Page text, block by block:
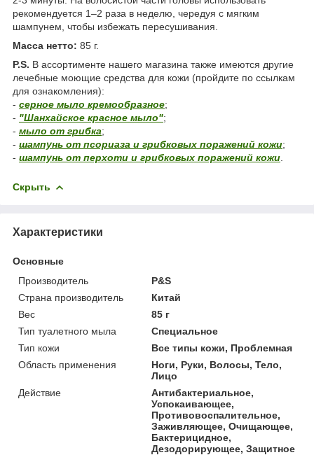
рекомендуется 1–2 раза в неделю, чередуя с мягким
шампунем, чтобы избежать пересушивания.
Масса нетто: 85 г.
P.S. В ассортименте нашего магазина также имеются другие
лечебные моющие средства для кожи (пройдите по ссылкам
для ознакомления):
- серное мыло кремообразное;
- "Шанхайское красное мыло";
- мыло от грибка;
- шампунь от псориаза и грибковых поражений кожи;
- шампунь от перхоти и грибковых поражений кожи
Скрыть
Характеристики
Основные
Производитель
P&S
Страна производитель
Китай
Вес
85 г
Тип туалетного мыла
Специальное
Тип кожи
Все типы кожи, Проблемная
Область применения
Ноги, Руки, Волосы, Тело,
Лицо
Действие
Антибактериальное,
Успокаивающее,
Противовоспалительное,
Заживляющее, Очищающее,
Бактерицидное,
Дезодорирующее, Защитное